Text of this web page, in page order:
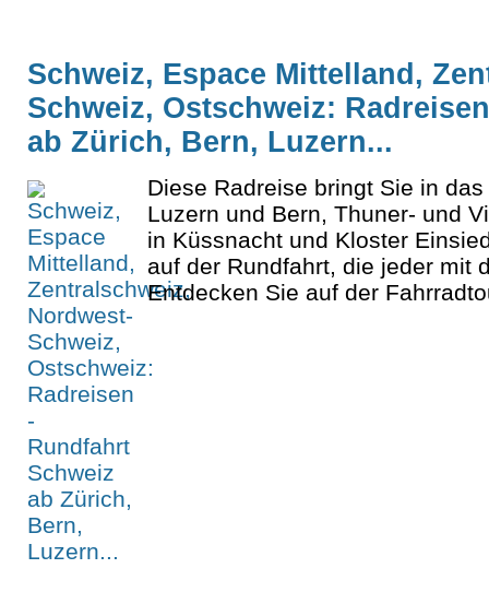
Schweiz, Espace Mittelland,
Schweiz, Ostschweiz:
ab Zürich, Bern, Luzern...
Diese Radreise bringt Sie in
Luzern und Bern, Thuner- und
in Küssnacht und Kloster
auf der Rundfahrt, die jeder mit
Entdecken Sie auf der